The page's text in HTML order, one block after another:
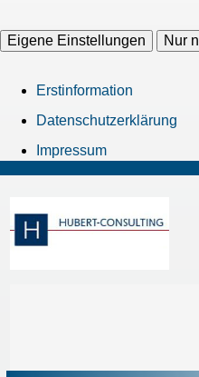
Eigene Einstellungen Nur
Erstinformation
Datenschutzerklärung
Impressum